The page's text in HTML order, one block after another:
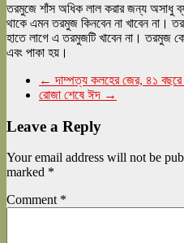
তরমুজে শাঁস অধিক লাল করার জন্য অসাধু
থাকে এমন তরমুজ কিনবেন না খাবেন না।
হাতে লাগে এ তরমুজটি খাবেন না। তরমুজ
এবং পাকা হয়।
← দাম্পত্য কলহের জের, ৪১ বছরে
রোজা শেষে ঈদ →
Leave a Reply
Your email address will not be
marked *
Comment *